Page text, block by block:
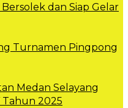
dan Siap Gelar
Turnamen Pingpong
Medan Selayang
2025